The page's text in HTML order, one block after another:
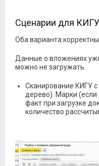
Сценарии для КИГУ
Оба варианта
Данные о вложениях
можно не загружать.
Сканирование КИГУ
дерево). Марки
факт при загрузке
количество